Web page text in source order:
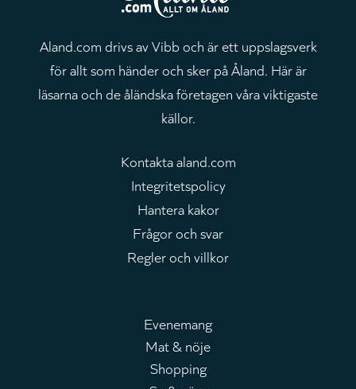
Aland.com drivs av Vibb och är ett uppslagsverk
för allt som händer och sker på Åland. Här är
läsarna och de åländska företagen våra viktigaste
källor.
Kontakta aland.com
Integritetspolicy
Hantera kakor
Frågor och svar
Regler och villkor
Huvudmeny
Evenemang
Mat & nöje
Shopping